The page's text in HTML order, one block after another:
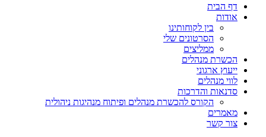
דף הבית
אודות
בין לקוחותינו
הסרטונים שלי
ממליצים
הכשרת מנהלים
ייעוץ ארגוני
לווי מנהלים
סדנאות והדרכות
הקורס להכשרת מנהלים ופיתוח מנהיגות ניהולית
מאמרים
צור קשר